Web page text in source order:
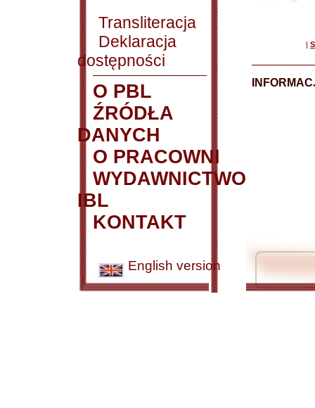
Transliteracja
Deklaracja
dostępności
O PBL
ŹRÓDŁA
DANYCH
O PRACOWNI
WYDAWNICTWO
IBL
KONTAKT
English version
|